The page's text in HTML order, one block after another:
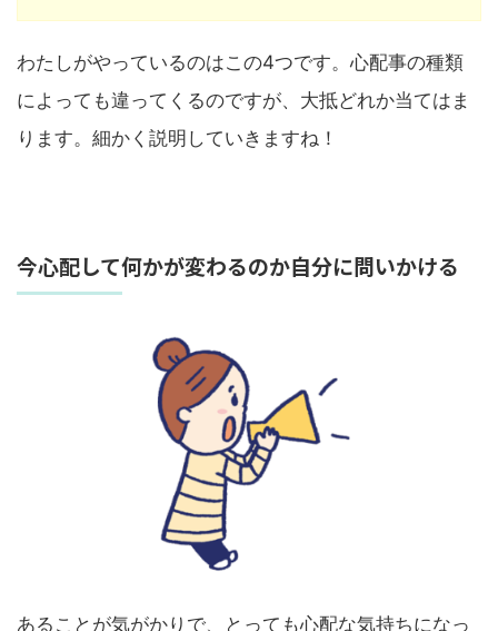
わたしがやっているのはこの4つです。心配事の種類
によっても違ってくるのですが、大抵どれか当てはま
ります。細かく説明していきますね！
今心配して何かが変わるのか自分に問いかける
あることが気がかりで、とっても心配な気持ちになっ